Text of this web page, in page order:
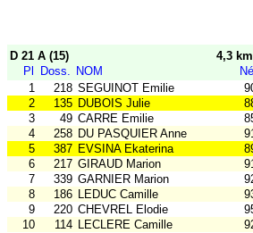
D 21 A (15) 4,3
Pl
Doss. NOM Né
1
218 SEGUINOT Emilie
2
135 DUBOIS Julie
3
49 CARRE Emilie
4
258 DU PASQUIER Anne
5
387 EVSINA Ekaterina
6
217 GIRAUD Marion
7
339 GARNIER Marion
8
186 LEDUC Camille
9
220 CHEVREL Elodie
10
114 LECLERE Camille